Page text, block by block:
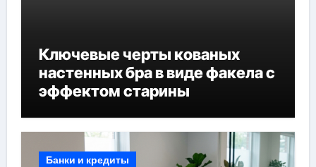
Ключевые черты кованых
настенных бра в виде факела с
эффектом старины
Банки и кредиты